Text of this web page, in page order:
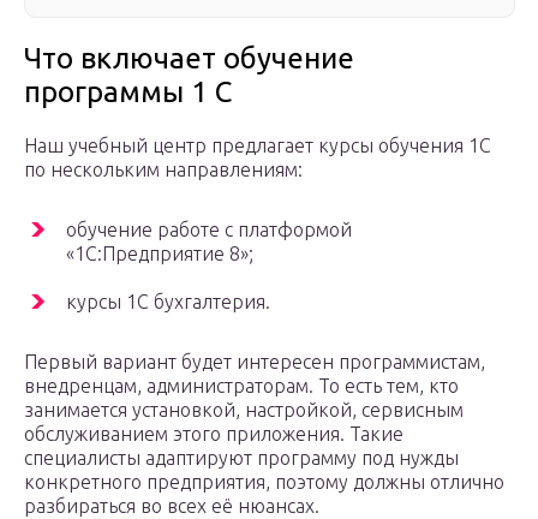
Что включает обучение
программы 1 С
Наш учебный центр предлагает курсы обучения 1С
по нескольким направлениям:
обучение работе с платформой
«1С:Предприятие 8»;
курсы 1С бухгалтерия.
Первый вариант будет интересен программистам,
внедренцам, администраторам. То есть тем, кто
занимается установкой, настройкой, сервисным
обслуживанием этого приложения. Такие
специалисты адаптируют программу под нужды
конкретного предприятия, поэтому должны отлично
разбираться во всех её нюансах.